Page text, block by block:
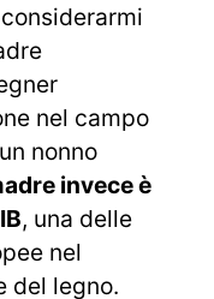
nel campo
nonno
invece è
, una delle
nel
del legno.